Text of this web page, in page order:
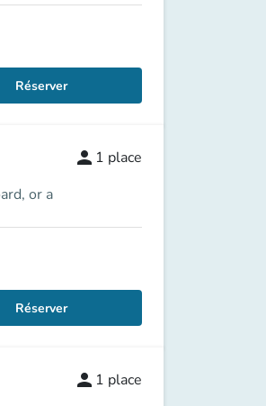
Réserver
or a
person 1 place
Réserver
person 1 place